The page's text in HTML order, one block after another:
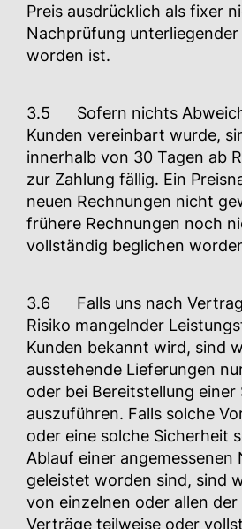
Preis ausdrücklich als fixer
Nachprüfung
worden ist.
3.5 Sofern nichts
Kunden vereinbart wurde,
innerhalb von 30 Tagen ab
zur Zahlung fällig. Ein
neuen Rechnungen nicht
frühere Rechnungen noch
vollständig beglichen
3.6 Falls uns nach
Risiko mangelnder
Kunden bekannt wird, sind
ausstehende Lieferungen
oder bei Bereitstellung einer
auszuführen. Falls solche
oder eine solche Sicherheit
Ablauf einer
geleistet worden sind, sind
von einzelnen oder allen
Verträge teilweise oder